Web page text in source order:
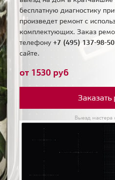
бесплатную диагностику
произведет ремонт с
комплектующих. Заказ
телефону +7 (495) 137-98-50
сайте.
от 1530 руб
Заказать
Выезд мастера